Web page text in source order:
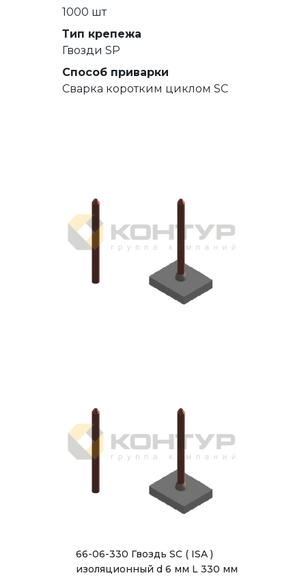
1000 шт
Тип крепежа
Гвозди SP
Способ приварки
Сварка коротким циклом SC
66-06-330 Гвоздь SC ( ISA )
изоляционный d 6 мм L 330 мм